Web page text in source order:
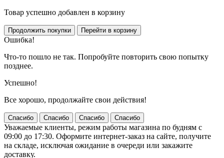
Товар успешно добавлен в корзину
Ошибка!
Что-то пошло не так. Попробуйте повторить свою попытку
позднее.
Успешно!
Все хорошо, продолжайте свои действия!
Спасибо Спасибо Спасибо Спасибо
Уважаемые клиенты, режим работы магазина по будням с
09:00 до 17:30. Оформите интернет-заказ на сайте, получите
на складе, исключая ожидание в очереди или закажите
доставку.